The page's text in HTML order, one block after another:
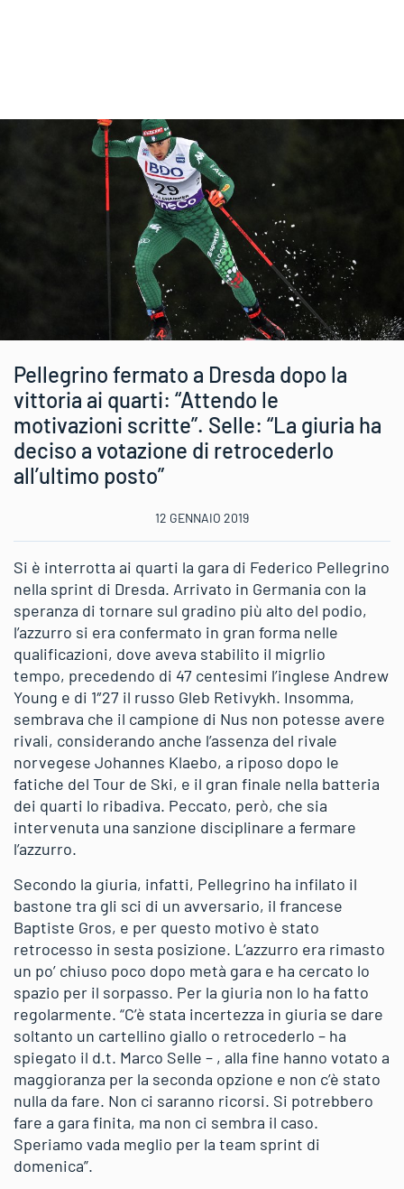
Pellegrino fermato a Dresda dopo la
vittoria ai quarti: “Attendo le
motivazioni scritte”. Selle: “La giuria ha
deciso a votazione di retrocederlo
all’ultimo posto”
12 GENNAIO 2019
Si è interrotta ai quarti la gara di Federico Pellegrino
nella sprint di Dresda. Arrivato in Germania con la
speranza di tornare sul gradino più alto del podio,
l’azzurro si era confermato in gran forma nelle
qualificazioni, dove aveva stabilito il migrlio
tempo, precedendo di 47 centesimi l’inglese Andrew
Young e di 1″27 il russo Gleb Retivykh. Insomma,
sembrava che il campione di Nus non potesse avere
rivali, considerando anche l’assenza del rivale
norvegese Johannes Klaebo, a riposo dopo le
fatiche del Tour de Ski, e il gran finale nella batteria
dei quarti lo ribadiva. Peccato, però, che sia
intervenuta una sanzione disciplinare a fermare
l’azzurro.
Secondo la giuria, infatti, Pellegrino ha infilato il
bastone tra gli sci di un avversario, il francese
Baptiste Gros, e per questo motivo è stato
retrocesso in sesta posizione. L’azzurro era rimasto
un po’ chiuso poco dopo metà gara e ha cercato lo
spazio per il sorpasso. Per la giuria non lo ha fatto
regolarmente. “C’è stata incertezza in giuria se dare
soltanto un cartellino giallo o retrocederlo – ha
spiegato il d.t. Marco Selle – , alla fine hanno votato a
maggioranza per la seconda opzione e non c’è stato
nulla da fare. Non ci saranno ricorsi. Si potrebbero
fare a gara finita, ma non ci sembra il caso.
Speriamo vada meglio per la team sprint di
domenica”.